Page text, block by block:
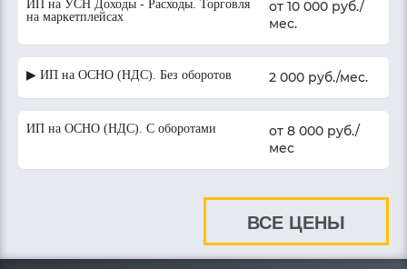
ИП на УСН Доходы - Расходы. Торговля
на маркетплейсах
от 10 000 руб./
мес.
▶ ИП на ОСНО (НДС). Без оборотов 2 000 руб./мес.
ИП на ОСНО (НДС). С оборотами
от 8 000 руб./
мес
ВСЕ ЦЕНЫ